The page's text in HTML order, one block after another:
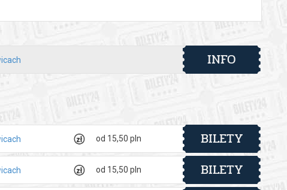
(Extreme Emotions), Jeanne Tremsal i Edward Berger (Nine
we Wrocławiu, Dolnośląskim Centrum Filmowym i
także ze środków Ministra Kultury i Dziedzictwa
automatyczny zwrot środków potwierdzony komunikatem
INFO
od 15,50 pln BILETY
od 15,50 pln BILETY